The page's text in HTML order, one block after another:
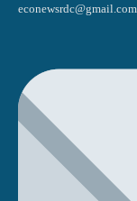
econewsrdc@gmail.com